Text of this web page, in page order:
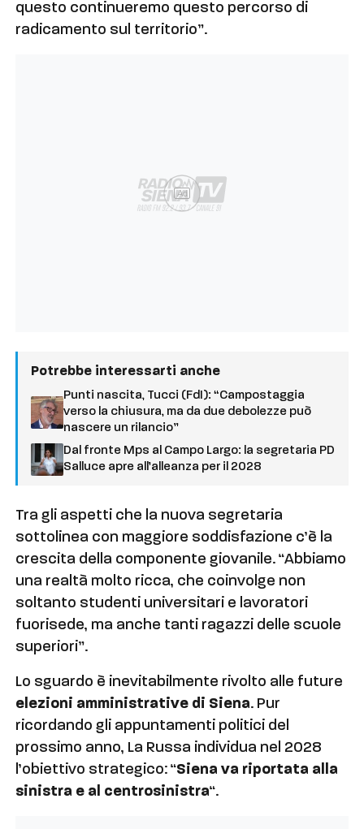
questo continueremo questo percorso di
radicamento sul territorio”.
Ad
Potrebbe interessarti anche
Punti nascita, Tucci (FdI): “Campostaggia
verso la chiusura, ma da due debolezze può
nascere un rilancio”
Dal fronte Mps al Campo Largo: la segretaria PD
Salluce apre all’alleanza per il 2028
Tra gli aspetti che la nuova segretaria
sottolinea con maggiore soddisfazione c’è la
crescita della componente giovanile. “Abbiamo
una realtà molto ricca, che coinvolge non
soltanto studenti universitari e lavoratori
fuorisede, ma anche tanti ragazzi delle scuole
superiori”.
Lo sguardo è inevitabilmente rivolto alle future
elezioni amministrative di Siena. Pur
ricordando gli appuntamenti politici del
prossimo anno, La Russa individua nel 2028
l’obiettivo strategico: “Siena va riportata alla
sinistra e al centrosinistra“.